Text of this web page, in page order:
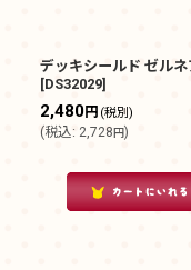
デッキシールド ゼルネ
[DS32029]
2,480円 (税別)
(税込: 2,728円)